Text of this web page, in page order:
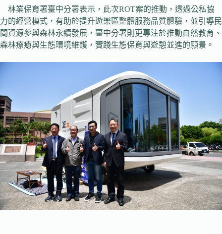
林業保育署臺中分署表示，此次ROT案的推動，透過公私協
力的經營模式，有助於提升遊樂區整體服務品質體驗，並引導民
間資源參與森林永續發展，臺中分署則更專注於推動自然教育、
森林療癒與生態環境維護，實踐生態保育與遊憩並進的願景。